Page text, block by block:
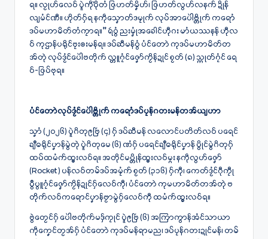
ရ။ လၟုဟ်လေဝ် ပ္ဍဲကဵုပိုဲတံ ဇြဟတ်မၞိဟ်၊ ဇြဟတ်လွဟ်လနက် ဍိုန်
လျမံင်ဏီ။ ဟိုတ်ဂှ်ရ နကဵုသၞောတ်ဒမၠုက် လုပ်အာပေါဲဗ္တိုက် ကရောံ
ဒပ်မဟာမိတ်တံကၠာရ။” ရဴဝွံ ညးမၞုံအခေါၚ်ဟီုဂး မာံယဿနန် ဟီုလ
ဝ် ကုဌာန်ပရိုင်ဗၠးၜးမန်ရ။ ဒပ်ဆီမန်ဝွံ ပံင်တောဲ ကုဒပ်မဟာမိတ်တ
အ်တုဲ လုပ်ဒၟံင်ပေါဲဗတိုက် လ္တူဂၠံင်ဇၞော်ကၟိန်ဍုင် စၟတ် (၈) သ္ကုတ်ဂၠံင် ရေ
ဝ်-ဇြပ်ဗုရ။
ပံင်တောဲလုပ်ဒၟံင်ပေါဲဗ္တိုက် ကရောံဒပ်ပၠန်ဂတးမန်တအ်ယျဟာ
သၞာံ (၂၀၂၆) ပ္ဍဲဂိတုဨဗြဴ (၄) ဂှ် ဒပ်ဆီမန် လလောင်ပတိတ်လဝ် ပရေင်
ချဳဓရိုင်ပၞာန်မွဲတုဲ ပ္ဍဲဂိတုမေ (၆) ဏံဂှ် ပရေင်ချဳဓရိုင်ပၞာန် ပွိုင်မွဲဂိတုဂှ်
ထပ်ထမံက်ထ္ၜးလဝ်ရ။ အတိုင်မပ္တိုန်ထ္ၜးလဝ်မ္ဂး နကဵုလွဟ်ဇၞော်
(Rocket ) ပန်လဝ်တမ်ဒပ်အမၠံက် စၟတ် (၃၁၆) ဂှ်ကီု၊ ‌ကေတ်ဒၟံင်ဂီုကၠီု
ပွဳပွူဂၠံင်ဇၞော်ကၟိန်ဍုင်ဂှ်လေဝ်ကီု၊ ပံင်တောဲ ကုမဟာမိတ်တအ်တုဲ ဗ
တိုက်လဝ်ကရောင်ပၞာန်ဗၟာမွဲဂှ်လေဝ်ကီု ထမံက်ထ္ၜးလဝ်ရ။
ဗွဲတၟေင်ဂှ် ပေါဲဗတိုက်မဒှ်ကၠုင် ပ္ဍဲဨဗြဴ (၆) အကြာကွာန်အံင်သာယာ
ကဵုကၞေင်တၟအ်ဂှ် ပံင်တောဲ ကုဒပ်မန်ရာမည၊ ဒပ်ပၠန်ဂတးဍုင်မန်၊ တမ်